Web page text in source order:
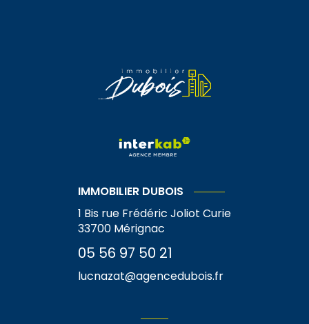
IMMOBILIER DUBOIS
1 Bis rue Frédéric Joliot Curie
33700 Mérignac
05 56 97 50 21
lucnazat@agencedubois.fr